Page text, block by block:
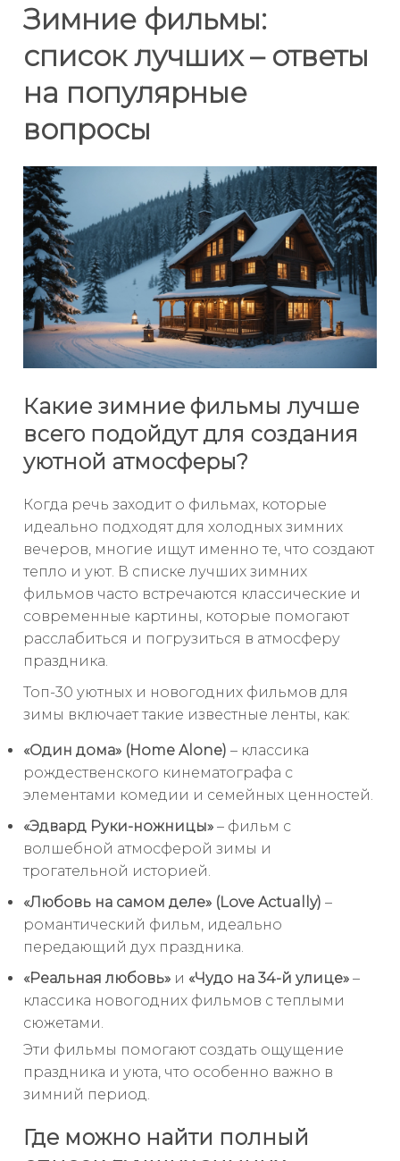
Зимние фильмы:
список лучших – ответы
на популярные
вопросы
Какие зимние фильмы лучше
всего подойдут для создания
уютной атмосферы?
Когда речь заходит о фильмах, которые
идеально подходят для холодных зимних
вечеров, многие ищут именно те, что создают
тепло и уют. В списке лучших зимних
фильмов часто встречаются классические и
современные картины, которые помогают
расслабиться и погрузиться в атмосферу
праздника.
Топ-30 уютных и новогодних фильмов для
зимы включает такие известные ленты, как:
«Один дома» (Home Alone) – классика
рождественского кинематографа с
элементами комедии и семейных ценностей.
«Эдвард Руки-ножницы» – фильм с
волшебной атмосферой зимы и
трогательной историей.
«Любовь на самом деле» (Love Actually) –
романтический фильм, идеально
передающий дух праздника.
«Реальная любовь» и «Чудо на 34-й улице» –
классика новогодних фильмов с теплыми
сюжетами.
Эти фильмы помогают создать ощущение
праздника и уюта, что особенно важно в
зимний период.
Где можно найти полный